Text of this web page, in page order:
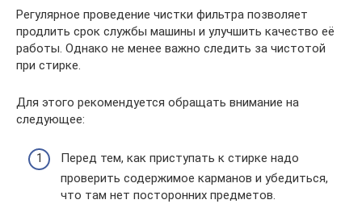
Регулярное проведение чистки фильтра позволяет
продлить срок службы машины и улучшить качество её
работы. Однако не менее важно следить за чистотой
при стирке.
Для этого рекомендуется обращать внимание на
следующее:
Перед тем, как приступать к стирке надо
проверить содержимое карманов и убедиться,
что там нет посторонних предметов.